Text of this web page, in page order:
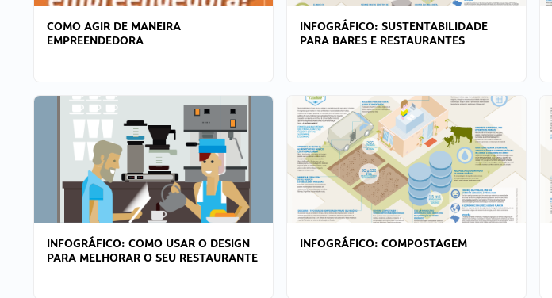
COMO AGIR DE MANEIRA
EMPREENDEDORA
INFOGRÁFICO: SUSTENTABILIDADE
PARA BARES E RESTAURANTES
INFOGRÁFICO: COMO USAR O DESIGN
PARA MELHORAR O SEU RESTAURANTE
INFOGRÁFICO: COMPOSTAGEM